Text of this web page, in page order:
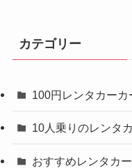
カテゴリー
100円レンタカーカ
10人乗りのレンタ
おすすめレンタカ